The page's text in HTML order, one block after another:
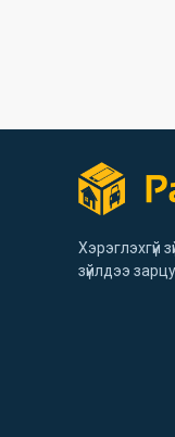
Хэрэглэхгүй
зүйлдээ